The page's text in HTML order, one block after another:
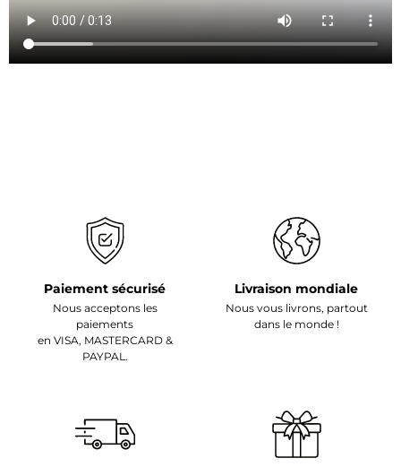
Paiement sécurisé
Nous acceptons les
paiements
en VISA, MASTERCARD &
PAYPAL.
Livraison mondiale
Nous vous livrons, partout
dans le monde !